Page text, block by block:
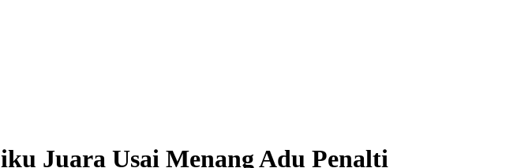
Juara Usai Menang Adu Penalti